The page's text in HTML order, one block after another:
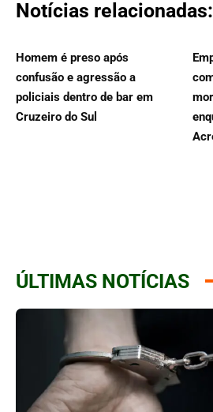
Notícias relacionadas:
Homem é preso após
confusão e agressão a
policiais dentro de bar em
Cruzeiro do Sul
ÚLTIMAS NOTÍCIAS